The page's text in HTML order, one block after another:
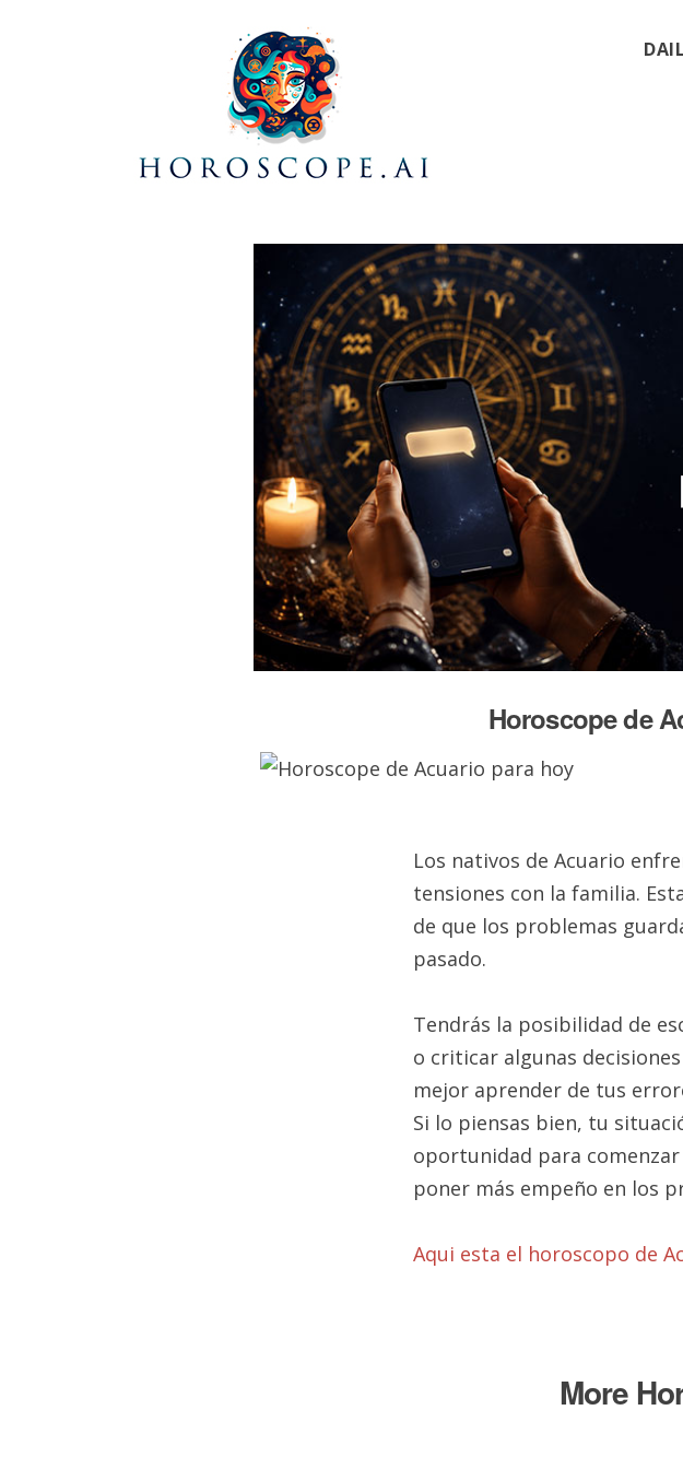
Horoscope de
Los nativos de Acuario
tensiones con la familia.
de que los problemas
pasado.
Tendrás la posibilidad de
o criticar algunas
mejor aprender de tus
Si lo piensas bien, tu
oportunidad para
poner más empeño en los
Aqui esta el horoscopo de
More